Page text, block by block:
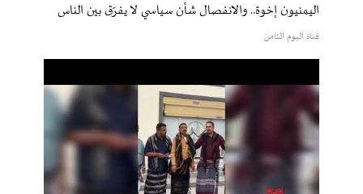
اليمنيون إخوة.. والانفصال شأن سياسي لا يفرّق بين الناس
قناة اليوم الثامن